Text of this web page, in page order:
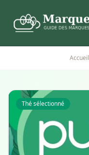
Accueil
Thé sélectionné